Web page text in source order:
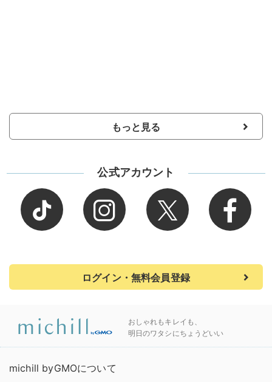
もっと見る
公式アカウント
ログイン・無料会員登録
おしゃれもキレイも、
明日のワタシにちょうどいい
michill byGMOについて